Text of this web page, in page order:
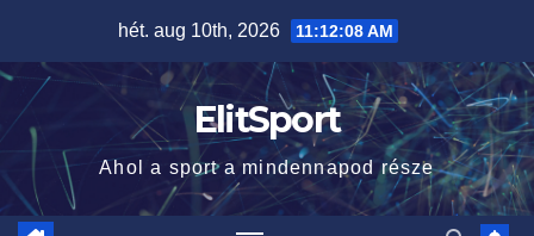
content
hét. aug 10th, 2026 11:12:08 AM
ElitSport
Ahol a sport a mindennapod része